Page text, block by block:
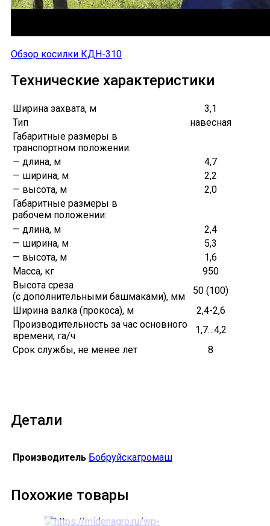
Обзор косилки КДН-310
Технические характеристики
Ширина захвата, м
3,1
Тип
навесная
Габаритные размеры в
транспортном положении:
— длина, м
4,7
— ширина, м
2,2
— высота, м
2,0
Габаритные размеры в
рабочем положении:
— длина, м
2,4
— ширина, м
5,3
— высота, м
1,6
Масса, кг
950
Высота среза
(с дополнительными башмаками), мм
50 (100)
Ширина валка (прокоса), м
2,4-2,6
Производительность за час основного
времени, га/ч
1,7…4,2
Срок службы, не менее лет
8
Детали
Производитель Бобруйскагромаш
Похожие товары